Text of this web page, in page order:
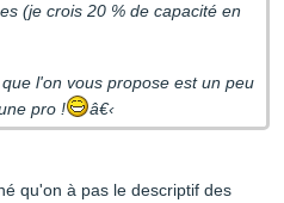
(je crois 20 % de capacité en
l'on vous propose est un peu
pro !
â€‹
qu'on à pas le descriptif des